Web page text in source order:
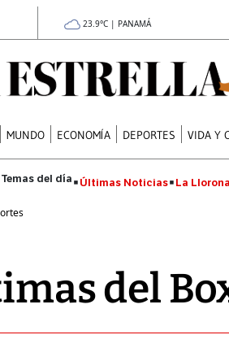
23.9°C | PANAMÁ
MUNDO ECONOMÍA DEPORTES VIDA Y
Últimas Noticias La Llorona
del